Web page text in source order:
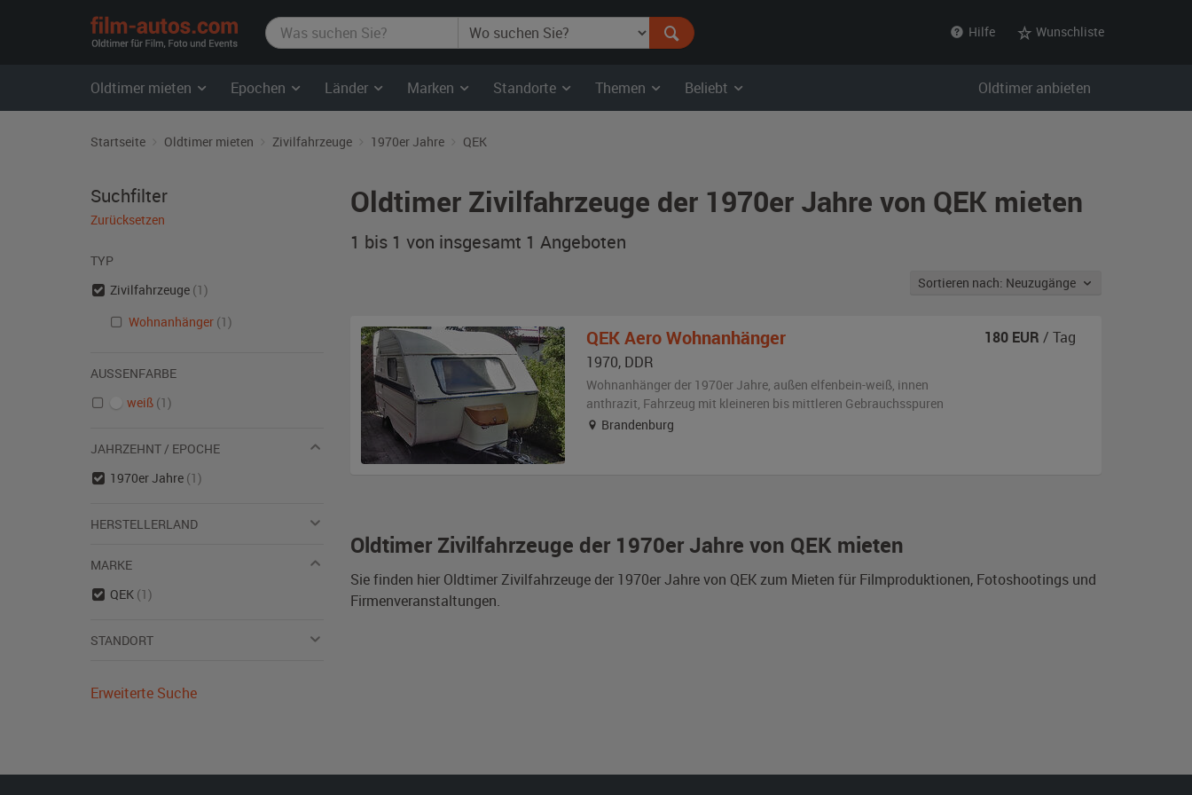
film-
autos.com
Hilfe Wunschliste
Oldtimer mieten Epochen Länder Marken Standorte Themen Beliebt Oldtimer anbieten
Startseite Oldtimer mieten Zivilfahrzeuge 1970er Jahre QEK
Oldtimer Zivilfahrzeuge der 1970er Jahre von QEK mieten
1 bis 1 von insgesamt 1 Angeboten
Sortieren nach: Neuzugänge
Oldtimer Zivilfahrzeuge der 1970er Jahre von QEK mieten
Sie finden hier Oldtimer Zivilfahrzeuge der 1970er Jahre von QEK zum Mieten für Filmproduktionen, Fotoshootings und
Firmenveranstaltungen.
QEK Aero Wohnanhänger
1970, DDR
Wohnanhänger der 1970er Jahre, außen elfenbein-weiß, innen
anthrazit, Fahrzeug mit kleineren bis mittleren Gebrauchsspuren
Brandenburg
180 EUR / Tag
Suchfilter
Zurücksetzen
TYP
Zivilfahrzeuge (1)
Wohnanhänger (1)
AUSSENFARBE
weiß (1)
JAHRZEHNT / EPOCHE
1970er Jahre (1)
HERSTELLERLAND
MARKE
QEK (1)
STANDORT
Erweiterte Suche